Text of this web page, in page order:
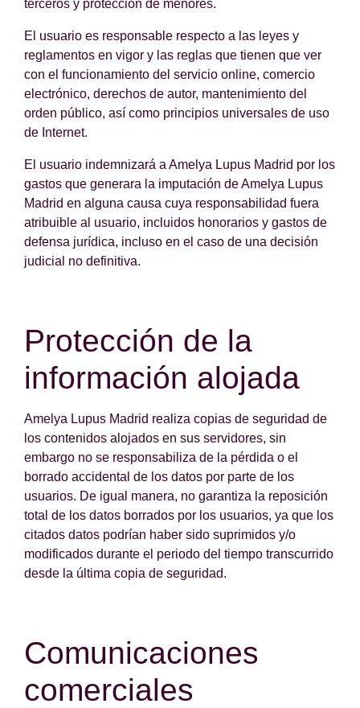
terceros y protección de menores.
El usuario es responsable respecto a las leyes y
reglamentos en vigor y las reglas que tienen que ver
con el funcionamiento del servicio online, comercio
electrónico, derechos de autor, mantenimiento del
orden público, así como principios universales de uso
de Internet.
El usuario indemnizará a Amelya Lupus Madrid por los
gastos que generara la imputación de Amelya Lupus
Madrid en alguna causa cuya responsabilidad fuera
atribuible al usuario, incluidos honorarios y gastos de
defensa jurídica, incluso en el caso de una decisión
judicial no definitiva.
Protección de la
información alojada
Amelya Lupus Madrid realiza copias de seguridad de
los contenidos alojados en sus servidores, sin
embargo no se responsabiliza de la pérdida o el
borrado accidental de los datos por parte de los
usuarios. De igual manera, no garantiza la reposición
total de los datos borrados por los usuarios, ya que los
citados datos podrían haber sido suprimidos y/o
modificados durante el periodo del tiempo transcurrido
desde la última copia de seguridad.
Comunicaciones
comerciales